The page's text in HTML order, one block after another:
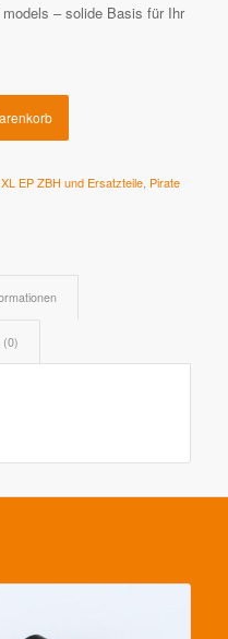
– solide Basis für Ihr
EP ZBH und Ersatzteile, Pirate
(0)